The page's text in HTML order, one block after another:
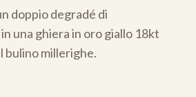
doppio degradé di
una ghiera in oro giallo 18kt
bulino millerighe.